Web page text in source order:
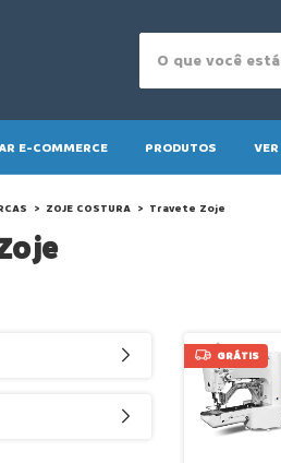
E-COMMERCE PRODUTOS
> ZOJE COSTURA > Travete Zoje
GRÁTIS